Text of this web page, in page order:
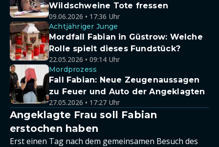
Wildschweine Tote fressen
09.06.2026 • 17:36 Uhr
Achtjähriger Junge
Mordfall Fabian in Güstrow: Welche
Rolle spielt dieses Fundstück?
22.05.2026 • 09:14 Uhr
Mordprozess
Fall Fabian: Neue Zeugenaussagen
zu Feuer und Auto der Angeklagten
27.05.2026 • 17:27 Uhr
Angeklagte Frau soll Fabian
erstochen haben
Erst einen Tag nach dem gemeinsamen Besuch des